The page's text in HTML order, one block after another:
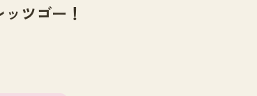
ツゴー！